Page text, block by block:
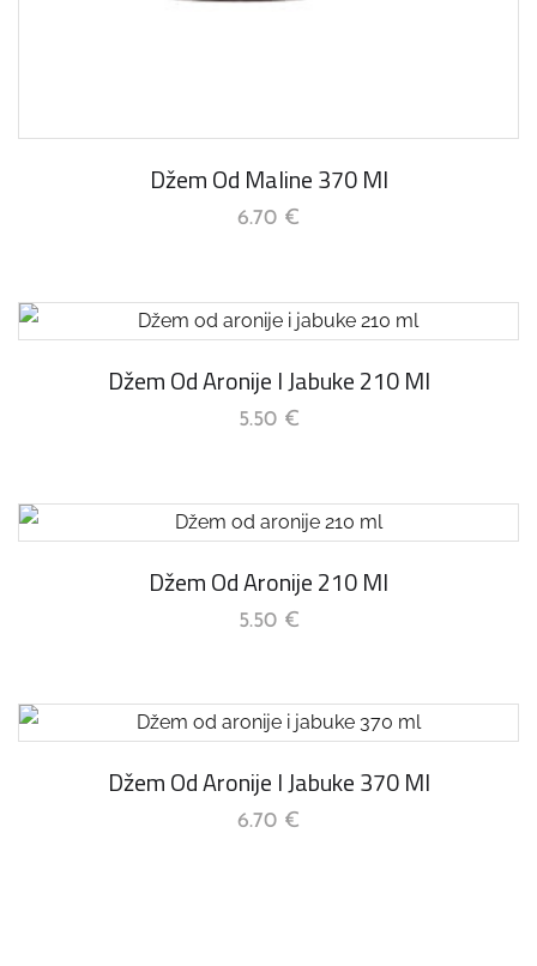
Džem Od Maline 370 Ml
6.70 €
Džem Od Aronije I Jabuke 210 Ml
5.50 €
Džem Od Aronije 210 Ml
5.50 €
Džem Od Aronije I Jabuke 370 Ml
6.70 €